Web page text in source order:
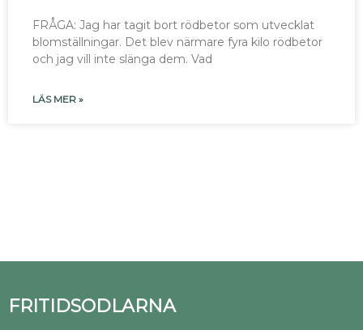
FRÅGA: Jag har tagit bort rödbetor som utvecklat
blomställningar. Det blev närmare fyra kilo rödbetor
och jag vill inte slänga dem. Vad
LÄS MER »
FRITIDSODLARNA